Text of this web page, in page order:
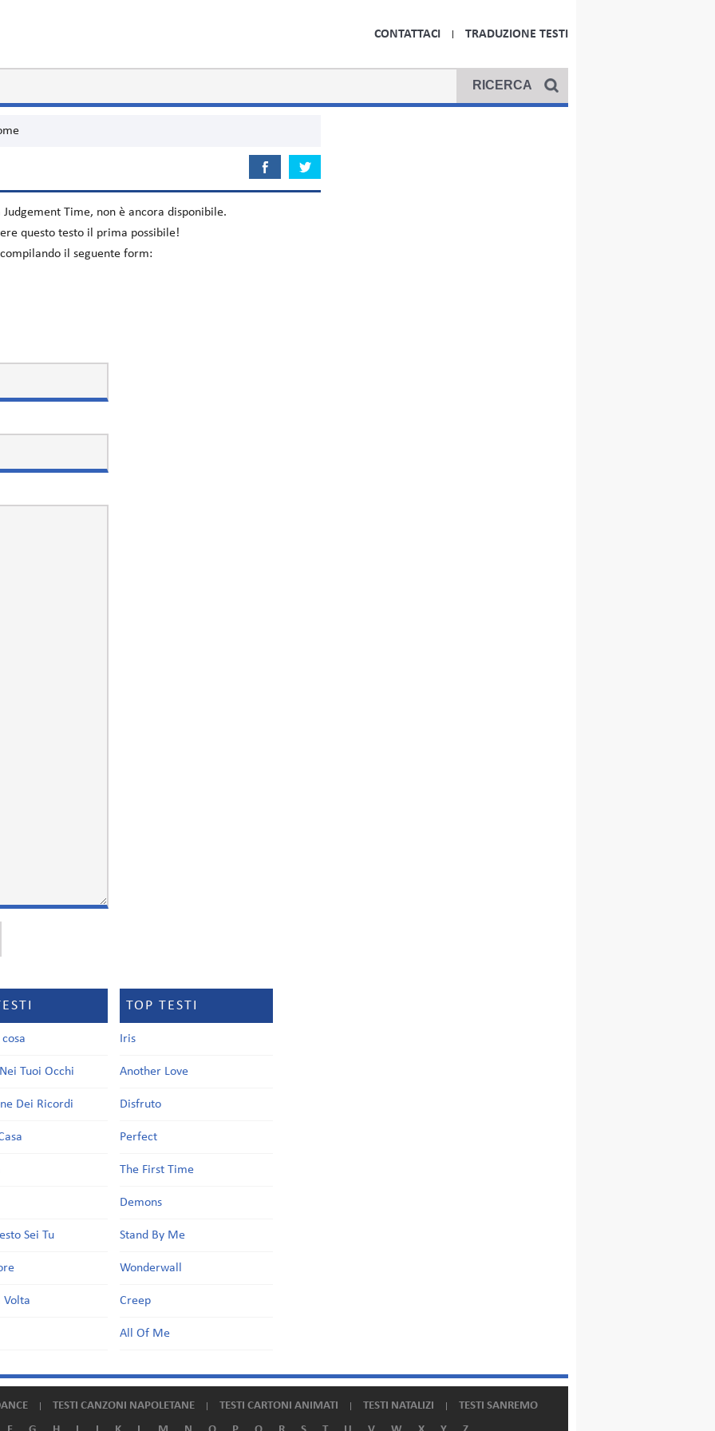
CONTATTACI TRADUZIONE TESTI
Judgement Time, non è ancora disponibile.
questo testo il prima possibile!
il seguente form:
Tuoi Occhi
Dei Ricordi
Sei Tu
Volta
TOP TESTI
Iris
Another Love
Disfruto
Perfect
The First Time
Demons
Stand By Me
Wonderwall
Creep
All Of Me
TESTI CANZONI NAPOLETANE TESTI CARTONI ANIMATI TESTI NATALIZI
TESTI SANREMO